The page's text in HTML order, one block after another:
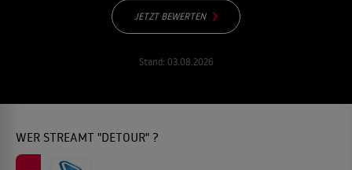
JETZT BEWERTEN
Stand: 03.08.2026
WER STREAMT "DETOUR" ?